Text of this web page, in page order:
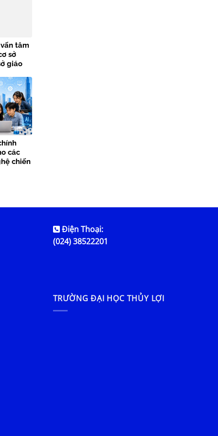
tâm
sở
giáo
các
chiến
Điện Thoại:
(024) 38522201
TRƯỜNG ĐẠI HỌC THỦY LỢI